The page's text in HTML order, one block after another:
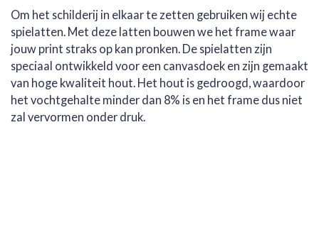
Om het schilderij in elkaar te zetten gebruiken wij echte
spielatten. Met deze latten bouwen we het frame waar
jouw print straks op kan pronken. De spielatten zijn
speciaal ontwikkeld voor een canvasdoek en zijn gemaakt
van hoge kwaliteit hout. Het hout is gedroogd, waardoor
het vochtgehalte minder dan 8% is en het frame dus niet
zal vervormen onder druk.